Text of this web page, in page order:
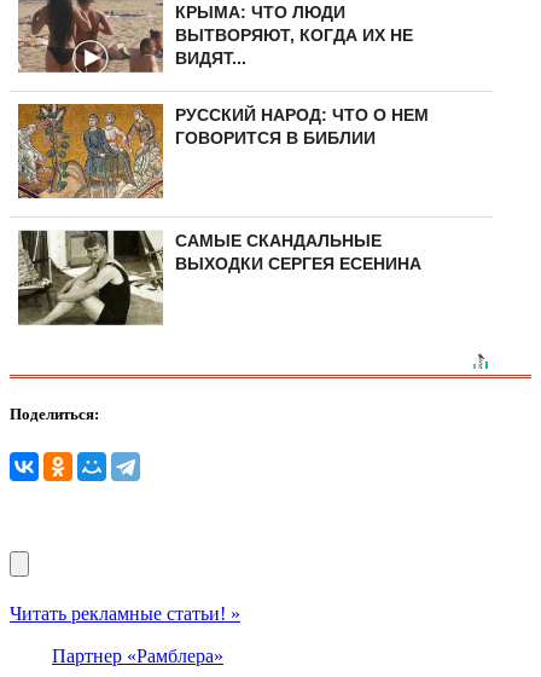
КРЫМА: ЧТО ЛЮДИ
ВЫТВОРЯЮТ, КОГДА ИХ НЕ
ВИДЯТ...
РУССКИЙ НАРОД: ЧТО О НЕМ
ГОВОРИТСЯ В БИБЛИИ
САМЫЕ СКАНДАЛЬНЫЕ
ВЫХОДКИ СЕРГЕЯ ЕСЕНИНА
Поделиться:
Читать рекламные статьи! »
Партнер «Рамблера»